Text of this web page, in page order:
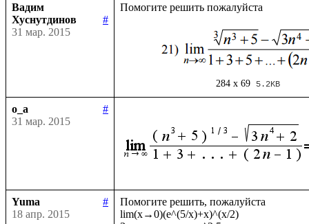
Вадим
Хуснутдинов
#
31 мар. 2015
284 x 69 5.2KB
o_a
#
31 мар. 2015
Yuma
#
18 апр. 2015
Помогите решить, пожалуйста
lim(x→0)(e^(5/x)+x)^(x/2)